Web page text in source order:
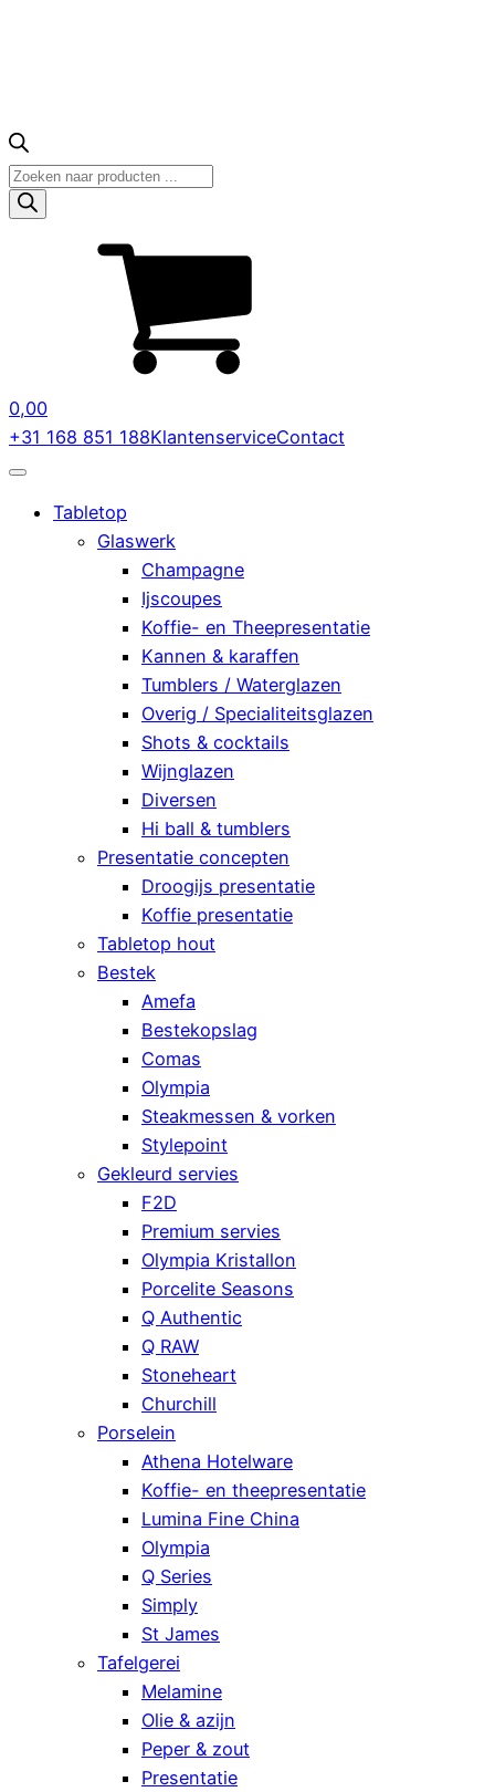
Producten
zoeken
0,00
+31 168 851 188KlantenserviceContact
Tabletop
Glaswerk
Champagne
Ijscoupes
Koffie- en Theepresentatie
Kannen & karaffen
Tumblers / Waterglazen
Overig / Specialiteitsglazen
Shots & cocktails
Wijnglazen
Diversen
Hi ball & tumblers
Presentatie concepten
Droogijs presentatie
Koffie presentatie
Tabletop hout
Bestek
Amefa
Bestekopslag
Comas
Olympia
Steakmessen & vorken
Stylepoint
Gekleurd servies
F2D
Premium servies
Olympia Kristallon
Porcelite Seasons
Q Authentic
Q RAW
Stoneheart
Churchill
Porselein
Athena Hotelware
Koffie- en theepresentatie
Lumina Fine China
Olympia
Q Series
Simply
St James
Tafelgerei
Melamine
Olie & azijn
Peper & zout
Presentatie